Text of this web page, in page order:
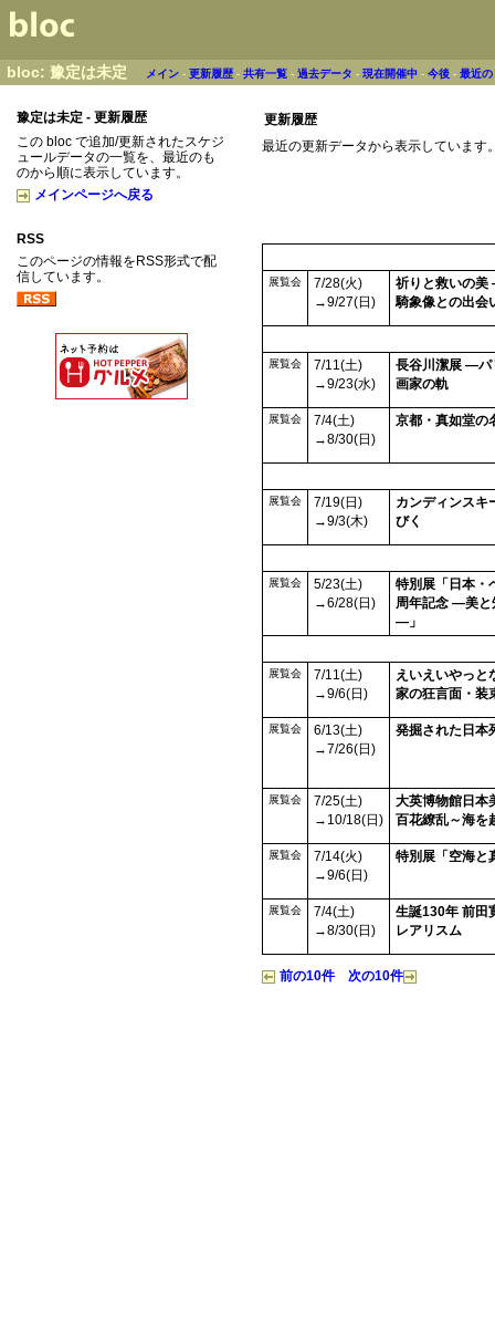
bloc: 豫定は未定 メイン -更新履歴 -共有一覧 -過去データ -現在開催中 -今後 -最近
豫定は未定 - 更新履歴
この bloc で追加/更新されたスケジ
ュールデータの一覧を、最近のも
のから順に表示しています。
メインページへ戻る
RSS
このページの情報をRSS形式で配
信しています。
更新履歴
最近の更新データから表示しています
展覧会
7/28(火)
→9/27(日)
祈りと救いの
騎象像との出会
展覧会
7/11(土)
→9/23(水)
長谷川潔展 ―パ
画家の軌
展覧会
7/4(土)
→8/30(日)
京都・真如堂の
展覧会
7/19(日)
→9/3(木)
カンディンスキ
びく
展覧会
5/23(土)
→6/28(日)
特別展「日本・
周年記念 ―美と
―」
展覧会
7/11(土)
→9/6(日)
えいえいやっと
家の狂言面・装
展覧会
6/13(土)
→7/26(日)
発掘された日本
展覧会
7/25(土)
→10/18(日)
大英博物館日本
百花繚乱～海を
展覧会
7/14(火)
→9/6(日)
特別展「空海と
展覧会
7/4(土)
→8/30(日)
生誕130年 前田
レアリスム
前の10件 次の10件